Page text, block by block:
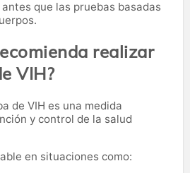
que las pruebas basadas
realizar
VIH?
de VIH es una medida
y control de la salud
en situaciones como: